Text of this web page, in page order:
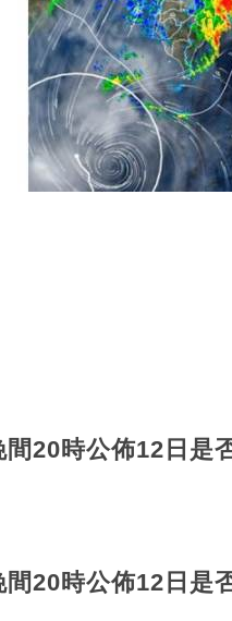
20時公佈12日是
20時公佈12日是